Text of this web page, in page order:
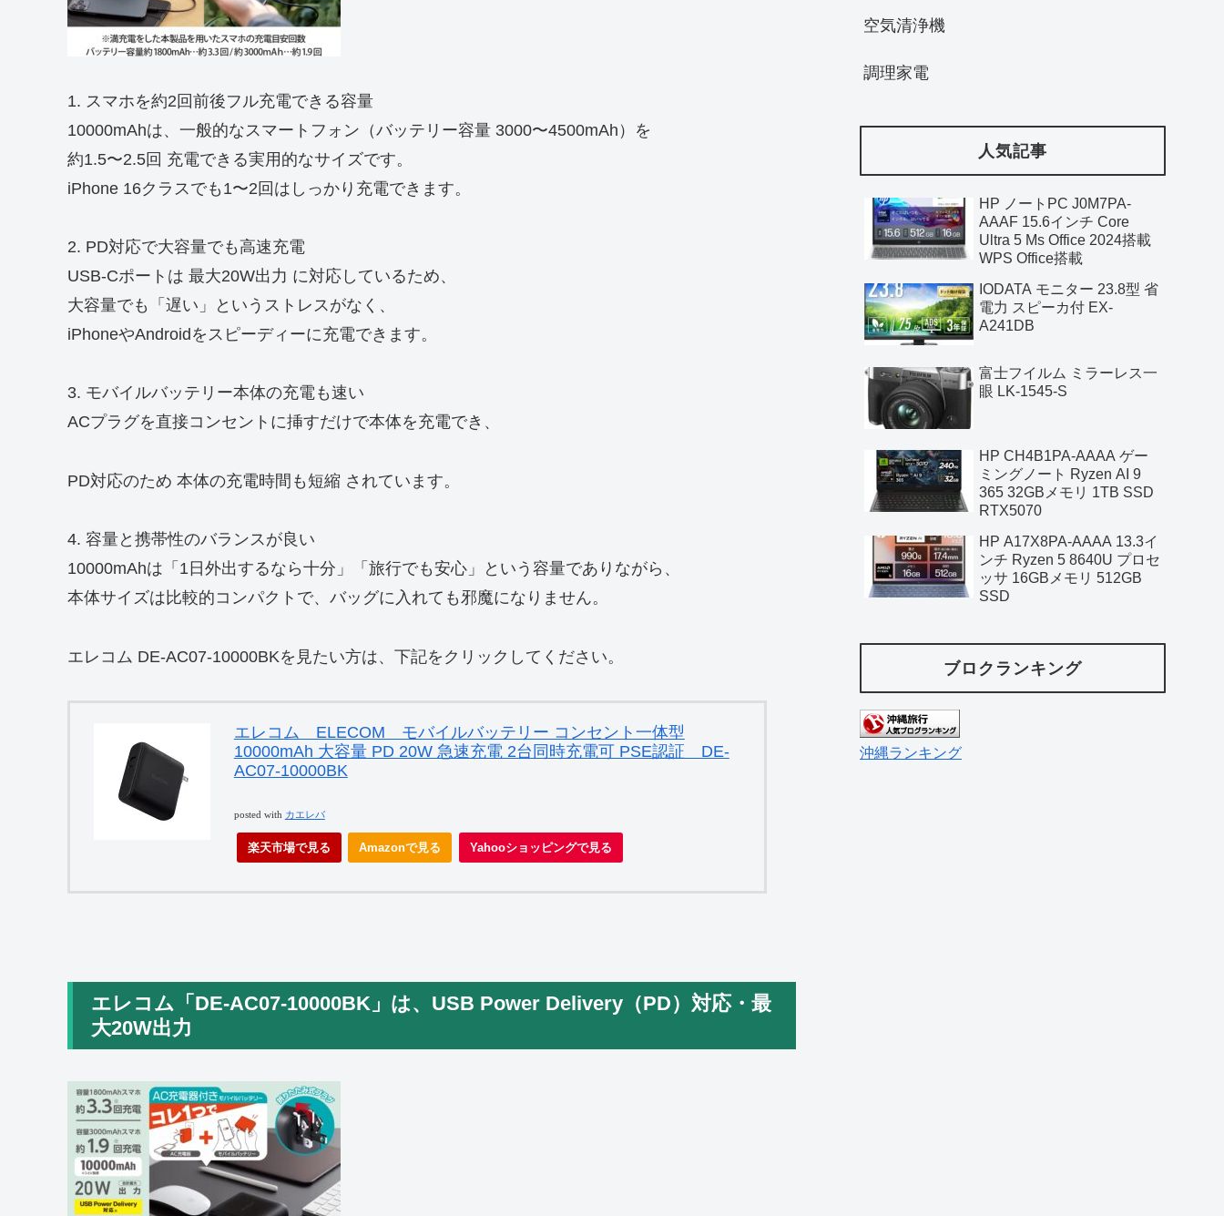
1. スマホを約2回前後フル充電できる容量
10000mAhは、一般的なスマートフォン（バッテリー容量 3000〜4500mAh）を
約1.5〜2.5回 充電できる実用的なサイズです。
iPhone 16クラスでも1〜2回はしっかり充電できます。
2. PD対応で大容量でも高速充電
USB-Cポートは 最大20W出力 に対応しているため、
大容量でも「遅い」というストレスがなく、
iPhoneやAndroidをスピーディーに充電できます。
3. モバイルバッテリー本体の充電も速い
ACプラグを直接コンセントに挿すだけで本体を充電でき、
PD対応のため 本体の充電時間も短縮 されています。
4. 容量と携帯性のバランスが良い
10000mAhは「1日外出するなら十分」「旅行でも安心」という容量でありながら、
本体サイズは比較的コンパクトで、バッグに入れても邪魔になりません。
エレコム DE-AC07-10000BKを見たい方は、下記をクリックしてください。
エレコム ELECOM モバイルバッテリー コンセント一体型
10000mAh 大容量 PD 20W 急速充電 2台同時充電可 PSE認証 DE-
AC07-10000BK
posted with カエレバ
楽天市場で見る Amazonで見る Yahooショッピングで見る
エレコム「DE-AC07-10000BK」は、USB Power Delivery（PD）対応・最
大20W出力
空気清浄機
調理家電
人気記事
HP ノートPC J0M7PA-
AAAF 15.6インチ Core
Ultra 5 Ms Office 2024搭載
WPS Office搭載
IODATA モニター 23.8型 省
電力 スピーカ付 EX-
A241DB
富士フイルム ミラーレス一
眼 LK-1545-S
HP CH4B1PA-AAAA ゲー
ミングノート Ryzen AI 9
365 32GBメモリ 1TB SSD
RTX5070
HP A17X8PA-AAAA 13.3イ
ンチ Ryzen 5 8640U プロセ
ッサ 16GBメモリ 512GB
SSD
ブロクランキング
沖縄ランキング